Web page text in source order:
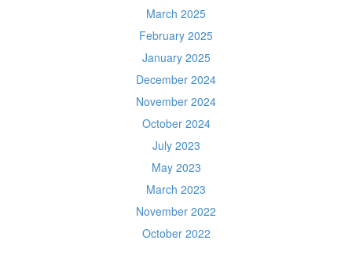
March 2025
February 2025
January 2025
December 2024
November 2024
October 2024
July 2023
May 2023
March 2023
November 2022
October 2022